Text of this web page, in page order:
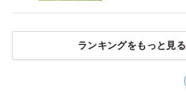
ランキングをもっと見る